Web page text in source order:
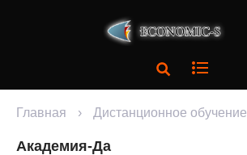
Главная › Дистанционное обучение
Академия-Да